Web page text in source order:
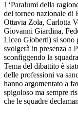
I ‘Paralumi della
del torneo nazionale di
Ottavia Zola, Carlotta
Giovanni Giardina,
Liceo Gioberti) si sono
svolgerà in presenza a
sconfiggendo la
Tema del dibattito è
delle professioni va
hanno argomentato a
spigoloso ma sempre
che le squadre